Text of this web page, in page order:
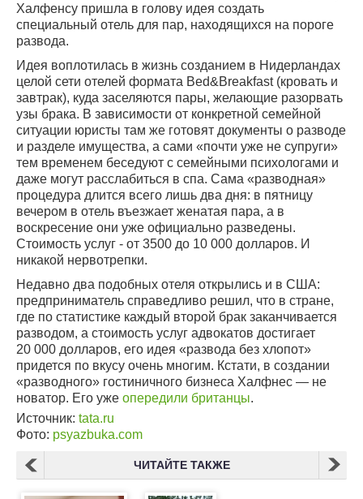
Халфенсу пришла в голову идея создать
специальный отель для пар, находящихся на пороге
развода.
Идея воплотилась в жизнь созданием в Нидерландах
целой сети отелей формата Bed&Breakfast (кровать и
завтрак), куда заселяются пары, желающие разорвать
узы брака. В зависимости от конкретной семейной
ситуации юристы там же готовят документы о разводе
и разделе имущества, а сами «почти уже не супруги»
тем временем беседуют с семейными психологами и
даже могут расслабиться в спа. Сама «разводная»
процедура длится всего лишь два дня: в пятницу
вечером в отель въезжает женатая пара, а в
воскресение они уже официально разведены.
Стоимость услуг - от 3500 до 10 000 долларов. И
никакой нервотрепки.
Недавно два подобных отеля открылись и в США:
предприниматель справедливо решил, что в стране,
где по статистике каждый второй брак заканчивается
разводом, а стоимость услуг адвокатов достигает
20 000 долларов, его идея «развода без хлопот»
придется по вкусу очень многим. Кстати, в создании
«разводного» гостиничного бизнеса Халфнес — не
новатор. Его уже опередили британцы.
Источник: tata.ru
Фото: psyazbuka.com
ЧИТАЙТЕ ТАКЖЕ